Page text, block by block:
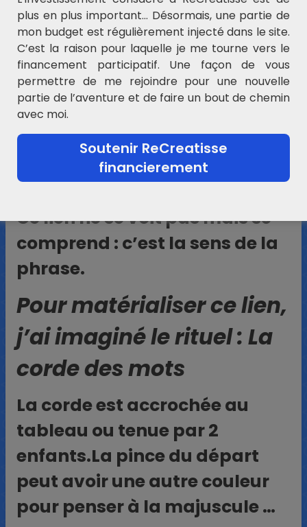
LA CORDE DES MOTS :
Depuis le CP nous répétons
aux élèves que les mots sont
séparés (ce qui est bien vrai)
mais nous devons ajouter que
Ce lien ne se voit pas mais se
comprend : c’est la sens de la
phrase.
Pour matérialiser ce lien,
j’ai imaginé le rituel : La
corde des mots
La corde est accrochée au
tableau ou tenue par 2
enfants.La pince du départ
peut avoir une autre couleur
pour penser à la majuscule …
plus en plus important… Désormais, une partie de
mon budget est régulièrement injecté dans le site.
C’est la raison pour laquelle je me tourne vers le
financement participatif. Une façon de vous
permettre de me rejoindre pour une nouvelle
partie de l’aventure et de faire un bout de chemin
avec moi.
Soutenir ReCreatisse
financierement